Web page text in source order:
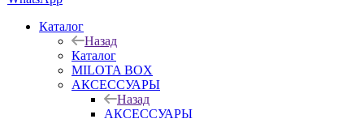
Каталог
Назад
Каталог
MILOTA BOX
АКСЕССУАРЫ
Назад
АКСЕССУАРЫ